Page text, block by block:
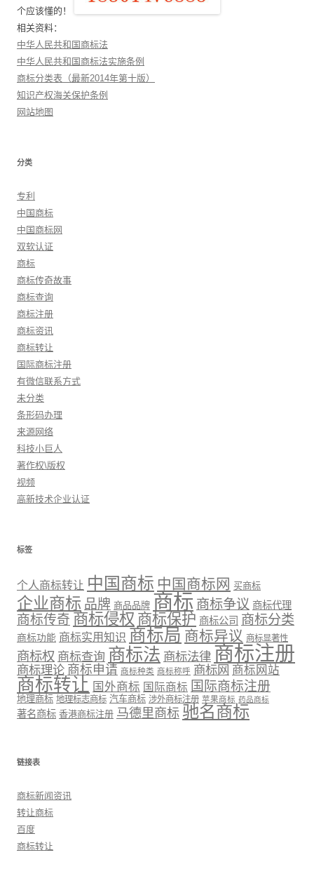
个应该懂的！
相关资料：
中华人民共和国商标法
中华人民共和国商标法实施条例
商标分类表（最新2014年第十版）
知识产权海关保护条例
网站地图
分类
专利
中国商标
中国商标网
双软认证
商标
商标传奇故事
商标查询
商标注册
商标资讯
商标转让
国际商标注册
有微信联系方式
未分类
条形码办理
来源网络
科技小巨人
著作权\版权
视频
高新技术企业认证
标签
个人商标转让 中国商标 中国商标网 买商标
企业商标 品牌 商品品牌 商标 商标争议 商标代理
商标传奇 商标侵权 商标保护 商标公司 商标分类
商标功能 商标实用知识 商标局 商标异议 商标显著性
商标权 商标查询 商标法 商标法律 商标注册
商标理论 商标申请 商标种类 商标称呼 商标网 商标网站
商标转让 国外商标 国际商标 国际商标注册
地理商标 地理标志商标 汽车商标 涉外商标注册 苹果商标 药品商标
著名商标 香港商标注册 马德里商标 驰名商标
链接表
商标新闻资讯
转让商标
百度
商标转让